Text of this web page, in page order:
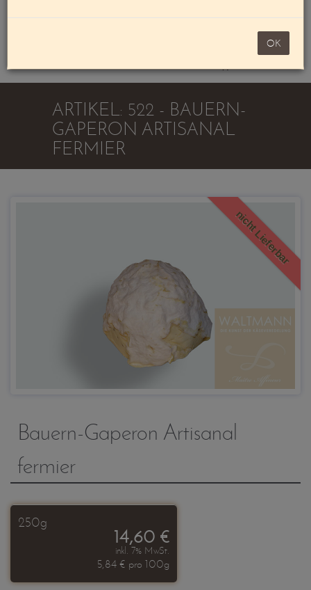
noch 100,00 €
Warenkorb
OK
ARTIKEL: 522 - BAUERN-
GAPERON ARTISANAL
FERMIER
nicht Lieferbar
Bauern-Gaperon Artisanal
fermier
250g
14,60 €
inkl. 7% MwSt.
5,84 € pro 100g